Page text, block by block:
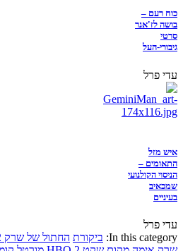
כוח רעם –
בושה לז'אנר
סרטי
גיבורי-העל
עדי פרל
איש מזל
התאומים –
הניסוי הקולנועי
שמכאיב
בעיניים
עדי פרל
In this category: ביקורת החתול של שרק 2: משאלה אחת ודי